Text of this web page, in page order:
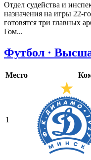
Отдел судейства и
назначения на игры 22-
готовятся три главных
Гом...
Футбол ·
Место
1